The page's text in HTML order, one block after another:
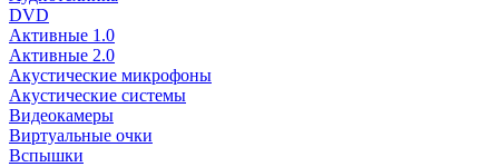
DVD
Активные 1.0
Активные 2.0
Акустические микрофоны
Акустические системы
Видеокамеры
Виртуальные очки
Вспышки